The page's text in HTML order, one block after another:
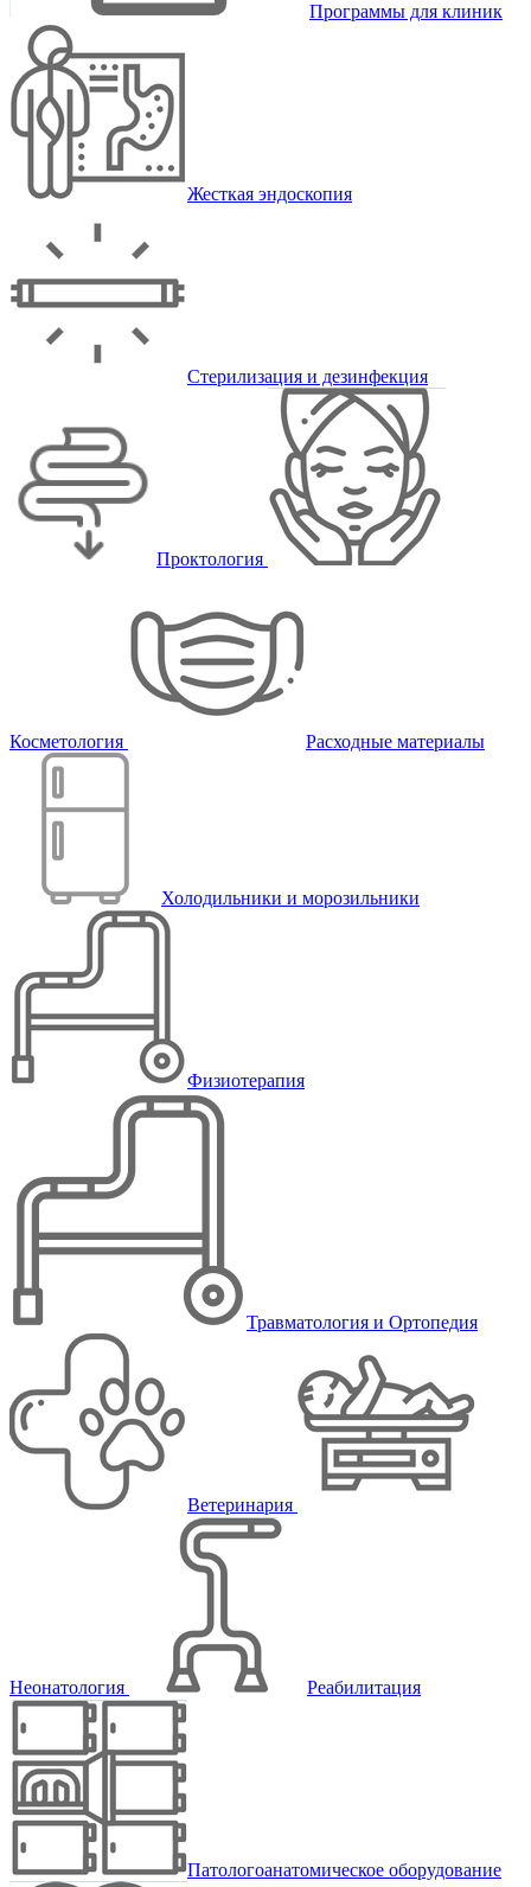
Программы для клиник
Жесткая эндоскопия
Стерилизация и дезинфекция
Проктология
Косметология Расходные материалы
Холодильники и морозильники
Физиотерапия
Травматология и Ортопедия
Ветеринария
Неонатология Реабилитация
Патологоанатомическое оборудование